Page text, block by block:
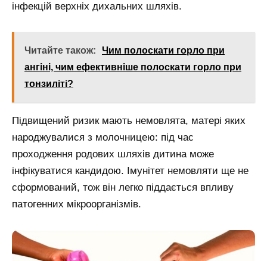
інфекцій верхніх дихальних шляхів.
Читайте також:
Чим полоскати горло при
ангіні, чим ефективніше полоскати горло при
тонзиліті?
Підвищений ризик мають немовлята, матері яких
народжувалися з молочницею: під час
проходження родових шляхів дитина може
інфікуватися кандидою. Імунітет немовляти ще не
сформований, тож він легко піддається впливу
патогенних мікроорганізмів.